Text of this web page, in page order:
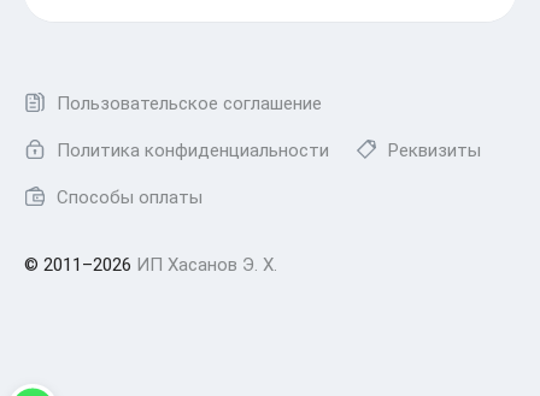
Пользовательское соглашение
Политика конфиденциальности Реквизиты
Способы оплаты
© 2011–2026 ИП Хасанов Э. Х.